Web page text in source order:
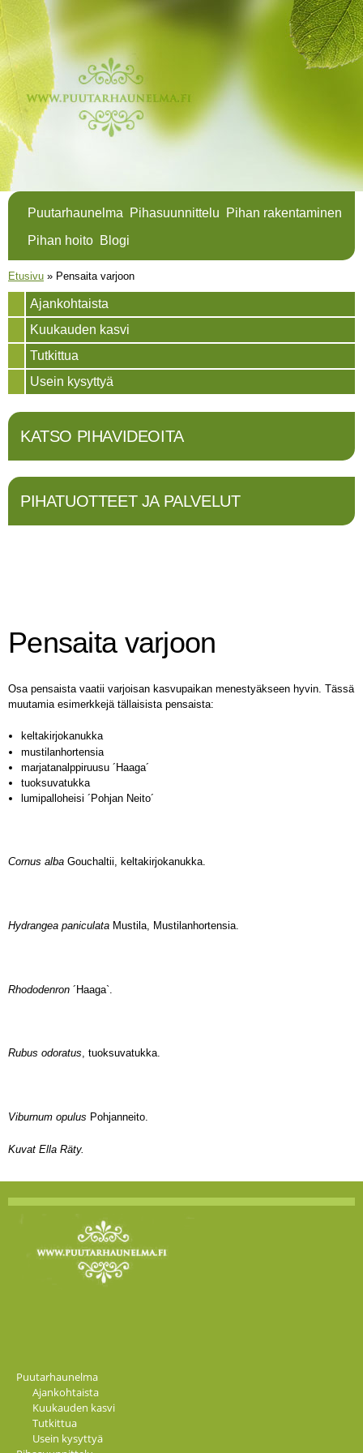
Puutarhaunelma Pihasuunnittelu
Pihan rakentaminen
Pihan hoito Blogi
Olet täällä
Etusivu » Pensaita varjoon
Ajankohtaista
Kuukauden kasvi
Tutkittua
Usein kysyttyä
KATSO PIHAVIDEOITA
PIHATUOTTEET JA PALVELUT
Pensaita varjoon
Osa pensaista vaatii varjoisan kasvupaikan menestyäkseen hyvin. Tässä
muutamia esimerkkejä tällaisista pensaista:
keltakirjokanukka
mustilanhortensia
marjatanalppiruusu ´Haaga´
tuoksuvatukka
lumipalloheisi ´Pohjan Neito´
Cornus alba Gouchaltii, keltakirjokanukka.
Hydrangea paniculata Mustila, Mustilanhortensia.
Rhododenron ´Haaga`.
Rubus odoratus, tuoksuvatukka.
Viburnum opulus Pohjanneito.
Kuvat Ella Räty.
Puutarhaunelma
Ajankohtaista
Kuukauden kasvi
Tutkittua
Usein kysyttyä